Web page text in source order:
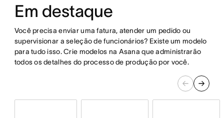
Em destaque
Você precisa enviar uma fatura, atender um pedido ou
supervisionar a seleção de funcionários? Existe um modelo
para tudo isso. Crie modelos na Asana que administrarão
todos os detalhes do processo de produção por você.